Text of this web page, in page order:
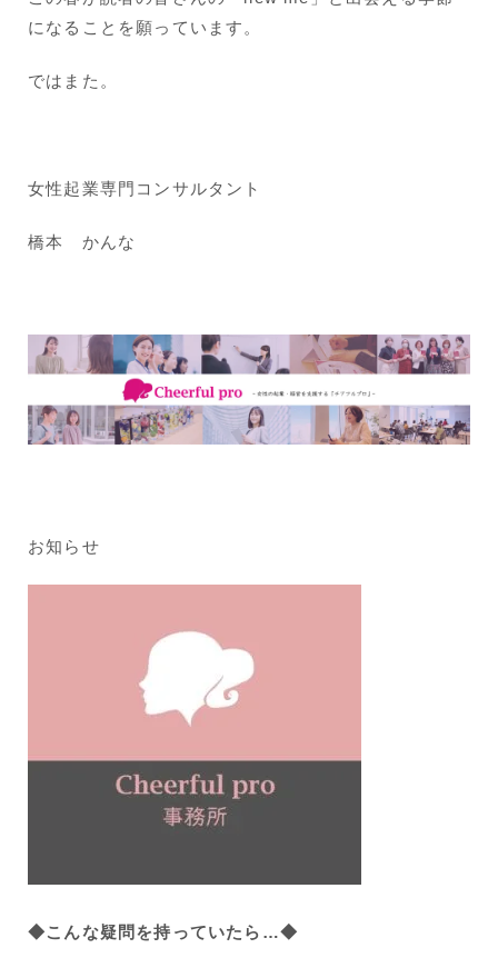
になることを願っています。
ではまた。
女性起業専門コンサルタント
橋本 かんな
お知らせ
◆こんな疑問を持っていたら…◆